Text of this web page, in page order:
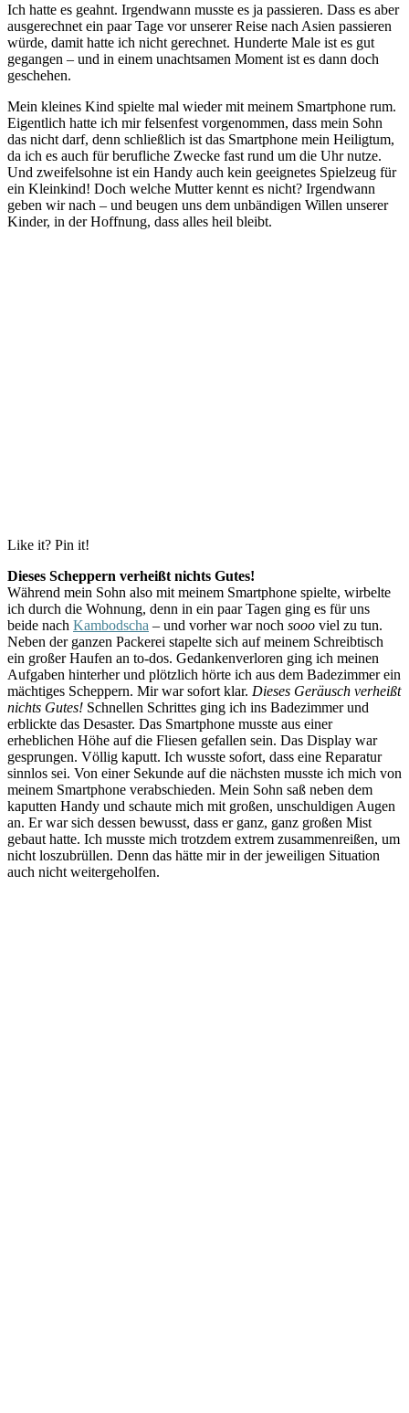
Ich hatte es geahnt. Irgendwann musste es ja passieren. Dass es aber
ausgerechnet ein paar Tage vor unserer Reise nach Asien passieren
würde, damit hatte ich nicht gerechnet. Hunderte Male ist es gut
gegangen – und in einem unachtsamen Moment ist es dann doch
geschehen.
Mein kleines Kind spielte mal wieder mit meinem Smartphone rum.
Eigentlich hatte ich mir felsenfest vorgenommen, dass mein Sohn
das nicht darf, denn schließlich ist das Smartphone mein Heiligtum,
da ich es auch für berufliche Zwecke fast rund um die Uhr nutze.
Und zweifelsohne ist ein Handy auch kein geeignetes Spielzeug für
ein Kleinkind! Doch welche Mutter kennt es nicht? Irgendwann
geben wir nach – und beugen uns dem unbändigen Willen unserer
Kinder, in der Hoffnung, dass alles heil bleibt.
Like it? Pin it!
Dieses Scheppern verheißt nichts Gutes!
Während mein Sohn also mit meinem Smartphone spielte, wirbelte
ich durch die Wohnung, denn in ein paar Tagen ging es für uns
beide nach Kambodscha – und vorher war noch sooo viel zu tun.
Neben der ganzen Packerei stapelte sich auf meinem Schreibtisch
ein großer Haufen an to-dos. Gedankenverloren ging ich meinen
Aufgaben hinterher und plötzlich hörte ich aus dem Badezimmer ein
mächtiges Scheppern. Mir war sofort klar. Dieses Geräusch verheißt
nichts Gutes! Schnellen Schrittes ging ich ins Badezimmer und
erblickte das Desaster. Das Smartphone musste aus einer
erheblichen Höhe auf die Fliesen gefallen sein. Das Display war
gesprungen. Völlig kaputt. Ich wusste sofort, dass eine Reparatur
sinnlos sei. Von einer Sekunde auf die nächsten musste ich mich von
meinem Smartphone verabschieden. Mein Sohn saß neben dem
kaputten Handy und schaute mich mit großen, unschuldigen Augen
an. Er war sich dessen bewusst, dass er ganz, ganz großen Mist
gebaut hatte. Ich musste mich trotzdem extrem zusammenreißen, um
nicht loszubrüllen. Denn das hätte mir in der jeweiligen Situation
auch nicht weitergeholfen.